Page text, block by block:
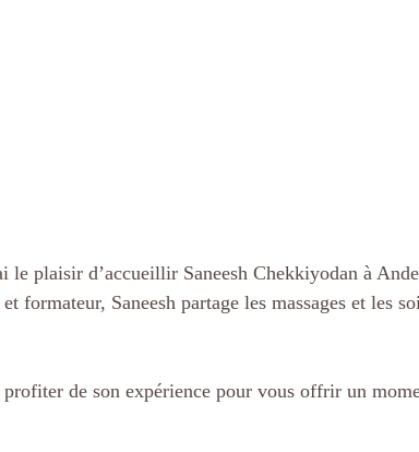
plaisir d’accueillir Saneesh Chekkiyodan à
formateur, Saneesh partage les massages et les
de son expérience pour vous offrir un